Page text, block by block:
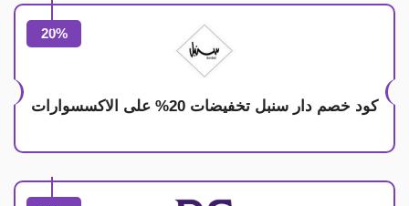
20%
كود خصم دار سنبل تخفيضات 20% على الاكسسوارات